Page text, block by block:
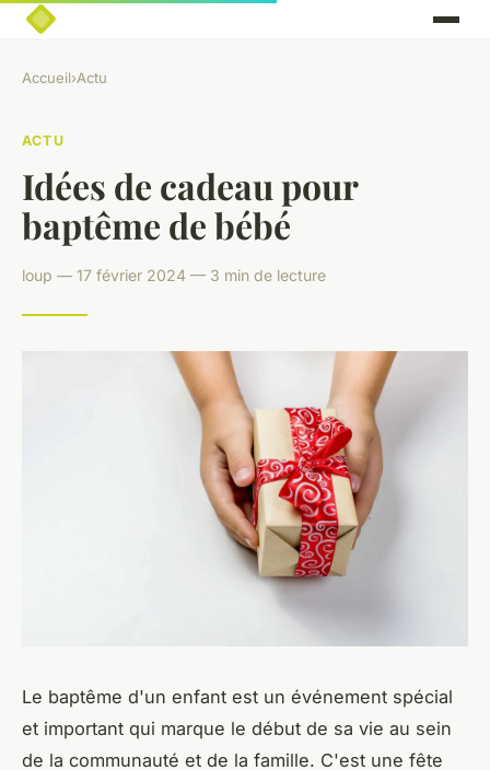
Accueil›Actu
ACTU
Idées de cadeau pour
baptême de bébé
loup — 17 février 2024 — 3 min de lecture
Le baptême d'un enfant est un événement spécial
et important qui marque le début de sa vie au sein
de la communauté et de la famille. C'est une fête